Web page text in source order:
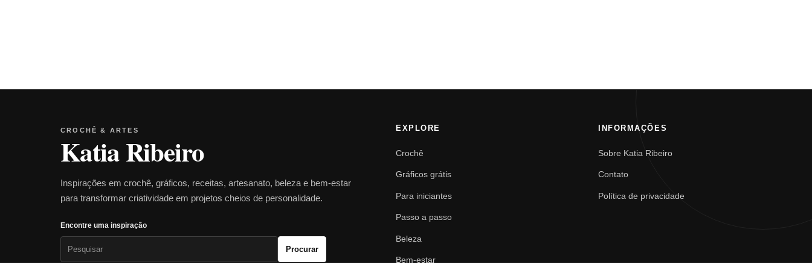
CROCHÊ & ARTES
Katia Ribeiro
Inspirações em crochê, gráficos, receitas, artesanato, beleza e bem-estar
para transformar criatividade em projetos cheios de personalidade.
Encontre uma inspiração
Procurar
EXPLORE
Crochê
Gráficos grátis
Para iniciantes
Passo a passo
Beleza
Bem-estar
INFORMAÇÕES
Sobre Katia Ribeiro
Contato
Política de privacidade